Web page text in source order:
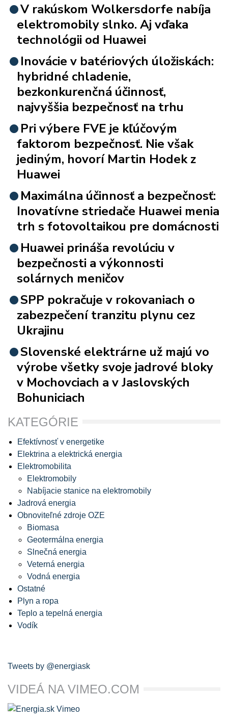
V rakúskom Wolkersdorfe nabíja
elektromobily slnko. Aj vďaka
technológii od Huawei
Inovácie v batériových úložiskách:
hybridné chladenie,
bezkonkurenčná účinnosť,
najvyššia bezpečnosť na trhu
Pri výbere FVE je kľúčovým
faktorom bezpečnosť. Nie však
jediným, hovorí Martin Hodek z
Huawei
Maximálna účinnosť a bezpečnosť:
Inovatívne striedače Huawei menia
trh s fotovoltaikou pre domácnosti
Huawei prináša revolúciu v
bezpečnosti a výkonnosti
solárnych meničov
SPP pokračuje v rokovaniach o
zabezpečení tranzitu plynu cez
Ukrajinu
Slovenské elektrárne už majú vo
výrobe všetky svoje jadrové bloky
v Mochovciach a v Jaslovských
Bohuniciach
KATEGÓRIE
Efektívnosť v energetike
Elektrina a elektrická energia
Elektromobilita
Elektromobily
Nabíjacie stanice na elektromobily
Jadrová energia
Obnoviteľné zdroje OZE
Biomasa
Geotermálna energia
Slnečná energia
Veterná energia
Vodná energia
Ostatné
Plyn a ropa
Teplo a tepelná energia
Vodík
Tweets by @energiask
VIDEÁ NA VIMEO.COM